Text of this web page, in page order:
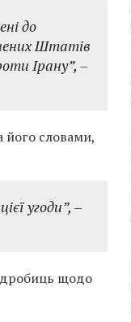
до
Штатів
Ірану”, –
його словами,
угоди”, –
щодо